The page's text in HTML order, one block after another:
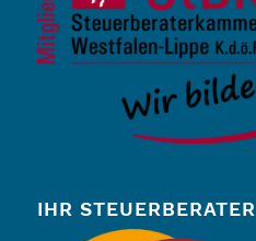
IHR STEUERBERATER